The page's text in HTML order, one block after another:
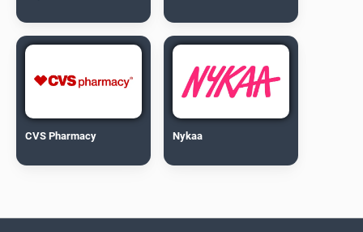
CVS Pharmacy Nykaa